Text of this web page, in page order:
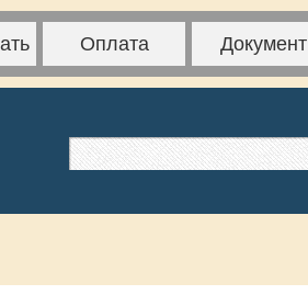
Оплата Документ